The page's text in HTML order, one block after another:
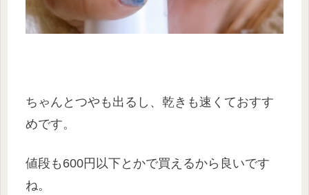
ちゃんとつやも出るし、乾きも速くておすす
めです。
値段も600円以下とかで買えるから良いです
ね。